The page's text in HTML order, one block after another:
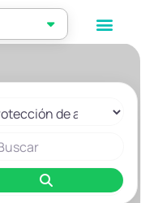
el formulario de